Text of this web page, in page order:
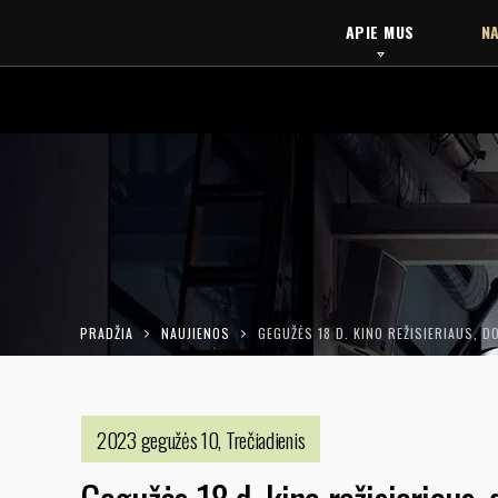
APIE MUS
PRADŽIA NAUJIENOS GEGUŽĖS 18 D. KINO REŽISIERIAUS,
2023 gegužės 10, Trečiadienis